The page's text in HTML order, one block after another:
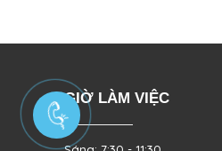
GIỜ LÀM VIỆC